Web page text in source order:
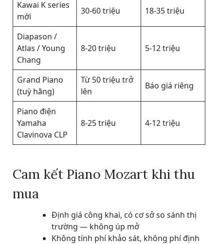
Kawai K series
mới
30-60 triệu 18-35 triệu
Diapason /
Atlas / Young
Chang
8-20 triệu 5-12 triệu
Grand Piano
(tuỳ hãng)
Từ 50 triệu trở
lên
Báo giá riêng
Piano điện
Yamaha
Clavinova CLP
8-25 triệu 4-12 triệu
Cam kết Piano Mozart khi thu
mua
Định giá công khai, có cơ sở so sánh thị
trường — không úp mở
Không tính phí khảo sát, không phí định